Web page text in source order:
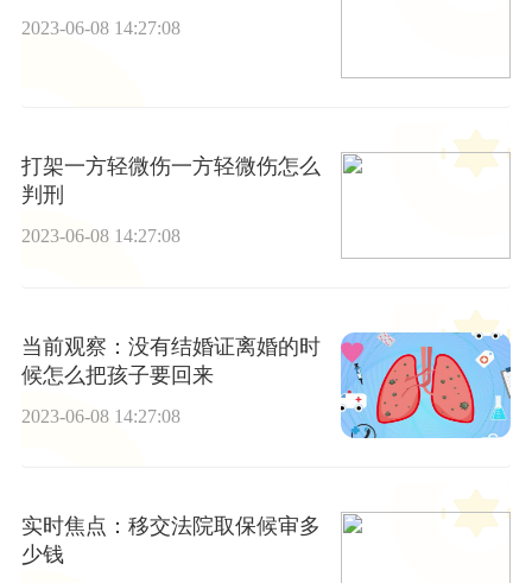
2023-06-08 14:27:08
打架一方轻微伤一方轻微伤怎么
判刑
2023-06-08 14:27:08
当前观察：没有结婚证离婚的时
候怎么把孩子要回来
2023-06-08 14:27:08
实时焦点：移交法院取保候审多
少钱